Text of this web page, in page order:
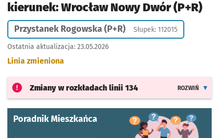
kierunek: Wrocław Nowy Dwór (P+R)
Przystanek Rogowska (P+R) Słupek: 112015
Ostatnia aktualizacja: 23.05.2026
Linia zmieniona
Zmiany w rozkładach linii 134 ROZWIŃ
Poradnik Mieszkańca